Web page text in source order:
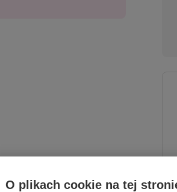
O plikach cookie na tej